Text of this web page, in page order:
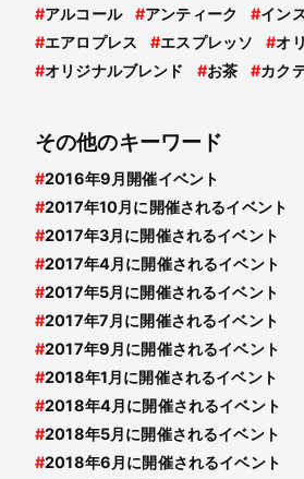
#アルコール #アンティーク #イン
#エアロプレス #エスプレッソ #オ
#オリジナルブレンド #お茶 #カク
その他のキーワード
#2016年9月開催イベント
#2017年10月に開催されるイベント
#2017年3月に開催されるイベント
#2017年4月に開催されるイベント
#2017年5月に開催されるイベント
#2017年7月に開催されるイベント
#2017年9月に開催されるイベント
#2018年1月に開催されるイベント
#2018年4月に開催されるイベント
#2018年5月に開催されるイベント
#2018年6月に開催されるイベント